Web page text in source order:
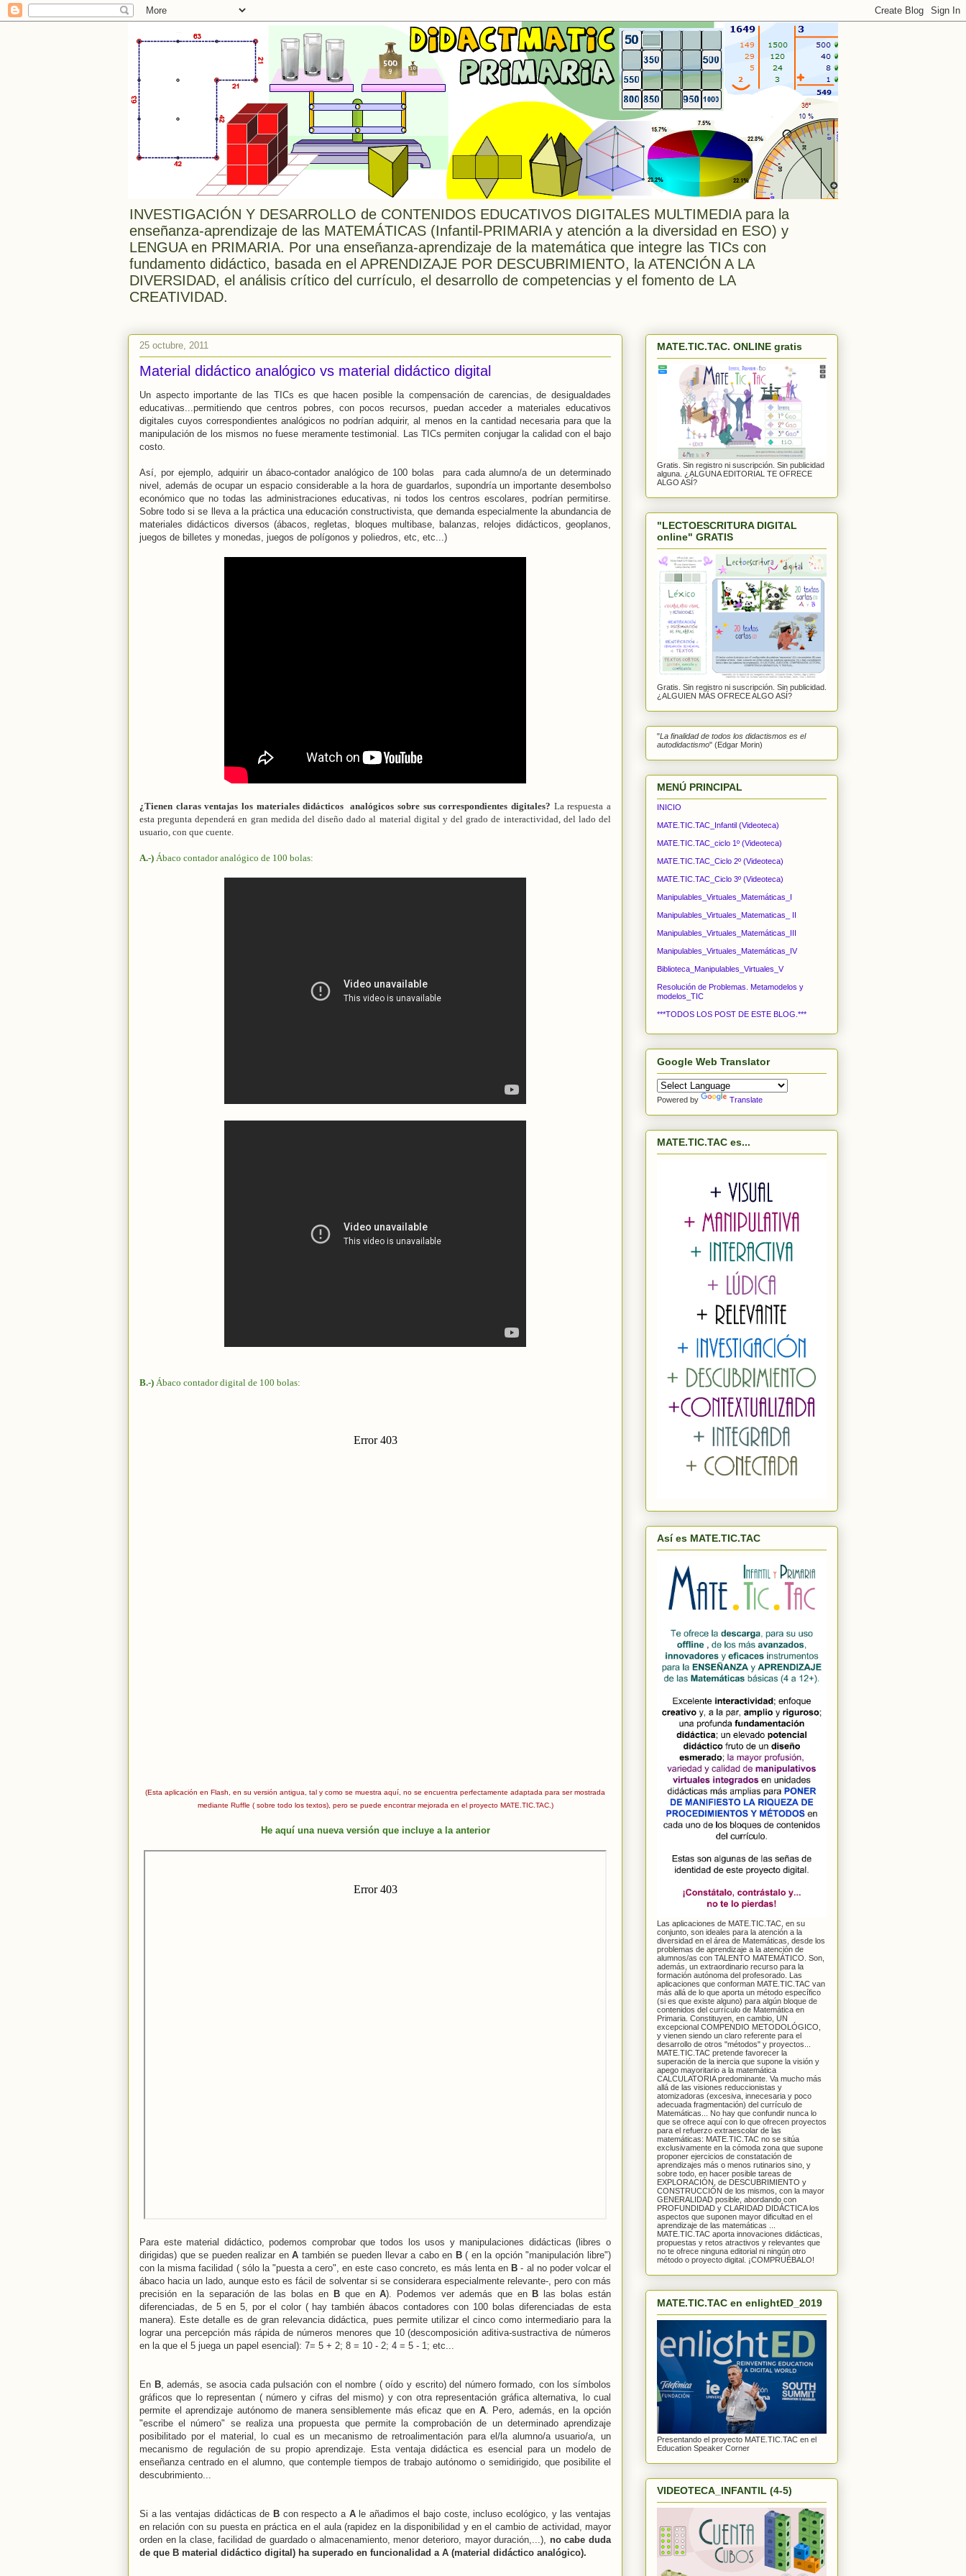
INVESTIGACIÓN Y DESARROLLO de CONTENIDOS EDUCATIVOS DIGITALES MULTIMEDIA para la
enseñanza-aprendizaje de las MATEMÁTICAS (Infantil-PRIMARIA y atención a la diversidad en ESO) y
LENGUA en PRIMARIA. Por una enseñanza-aprendizaje de la matemática que integre las TICs con
fundamento didáctico, basada en el APRENDIZAJE POR DESCUBRIMIENTO, la ATENCIÓN A LA
DIVERSIDAD, el análisis crítico del currículo, el desarrollo de competencias y el fomento de LA
CREATIVIDAD.
25 octubre, 2011
Material didáctico analógico vs material didáctico digital
Un aspecto importante de las TICs es que hacen posible la compensación de carencias, de desigualdades
educativas...permitiendo que centros pobres, con pocos recursos, puedan acceder a materiales educativos
digitales cuyos correspondientes analógicos no podrían adquirir, al menos en la cantidad necesaria para que la
manipulación de los mismos no fuese meramente testimonial. Las TICs permiten conjugar la calidad con el bajo
costo.
Así, por ejemplo, adquirir un ábaco-contador analógico de 100 bolas para cada alumno/a de un determinado
nivel, además de ocupar un espacio considerable a la hora de guardarlos, supondría un importante desembolso
económico que no todas las administraciones educativas, ni todos los centros escolares, podrían permitirse.
Sobre todo si se lleva a la práctica una educación constructivista, que demanda especialmente la abundancia de
materiales didácticos diversos (ábacos, regletas, bloques multibase, balanzas, relojes didácticos, geoplanos,
juegos de billetes y monedas, juegos de polígonos y poliedros, etc, etc...)
¿Tienen claras ventajas los materiales didácticos analógicos sobre sus correspondientes digitales? La respuesta a
esta pregunta dependerá en gran medida del diseño dado al material digital y del grado de interactividad, del lado del
usuario, con que cuente.
A.-) Ábaco contador analógico de 100 bolas:
B.-) Ábaco contador digital de 100 bolas:
(Esta aplicación en Flash, en su versión antigua, tal y como se muestra aquí, no se encuentra perfectamente adaptada para ser mostrada
mediante Ruffle ( sobre todo los textos), pero se puede encontrar mejorada en el proyecto MATE.TIC.TAC.)
He aquí una nueva versión que incluye a la anterior
Para este material didáctico, podemos comprobar que todos los usos y manipulaciones didácticas (libres o
dirigidas) que se pueden realizar enA también se pueden llevar a cabo en B( en la opción "manipulación libre")
con la misma facilidad ( sólo la "puesta a cero", en este caso concreto, es más lenta en B - al no poder volcar el
ábaco hacia un lado, aunque esto es fácil de solventar si se considerara especialmente relevante-, pero con más
precisión en la separación de las bolas en Bque enA). Podemos ver además que en B las bolas están
diferenciadas, de 5 en 5, por el color ( hay también ábacos contadores con 100 bolas diferenciadas de esta
manera). Este detalle es de gran relevancia didáctica, pues permite utilizar el cinco como intermediario para la
lograr una percepción más rápida de números menores que 10 (descomposición aditiva-sustractiva de números
en la que el 5 juega un papel esencial): 7= 5 + 2; 8 = 10 - 2; 4 = 5 - 1; etc...
En B, además, se asocia cada pulsación con el nombre ( oído y escrito) del número formado, con los símbolos
gráficos que lo representan ( número y cifras del mismo) y con otra representación gráfica alternativa, lo cual
permite el aprendizaje autónomo de manera sensiblemente más eficaz que en A. Pero, además, en la opción
"escribe el número" se realiza una propuesta que permite la comprobación de un determinado aprendizaje
posibilitado por el material, lo cual es un mecanismo de retroalimentación para el/la alumno/a usuario/a, un
mecanismo de regulación de su propio aprendizaje. Esta ventaja didáctica es esencial para un modelo de
enseñanza centrado en el alumno, que contemple tiempos de trabajo autónomo o semidirigido, que posibilite el
descubrimiento...
Si a las ventajas didácticas de Bcon respecto a A le añadimos el bajo coste, incluso ecológico, y las ventajas
en relación con su puesta en práctica en el aula (rapidez en la disponibilidad y en el cambio de actividad, mayor
orden en la clase, facilidad de guardado o almacenamiento, menor deterioro, mayor duración,...), no cabe duda
de que B material didáctico digital) ha superado en funcionalidad a A (material didáctico analógico).
MATE.TIC.TAC. ONLINE gratis
Gratis. Sin registro ni suscripción. Sin publicidad
alguna. ¿ALGUNA EDITORIAL TE OFRECE
ALGO ASÍ?
"LECTOESCRITURA DIGITAL
online" GRATIS
Gratis. Sin registro ni suscripción. Sin publicidad.
¿ALGUIEN MÁS OFRECE ALGO ASÍ?
"La finalidad de todos los didactismos es el
autodidactismo" (Edgar Morin)
MENÚ PRINCIPAL
INICIO
MATE.TIC.TAC_Infantil (Videoteca)
MATE.TIC.TAC_ciclo 1º (Videoteca)
MATE.TIC.TAC_Ciclo 2º (Videoteca)
MATE.TIC.TAC_Ciclo 3º (Videoteca)
Manipulables_Virtuales_Matemáticas_I
Manipulables_Virtuales_Matematicas_ II
Manipulables_Virtuales_Matemáticas_III
Manipulables_Virtuales_Matemáticas_IV
Biblioteca_Manipulables_Virtuales_V
Resolución de Problemas. Metamodelos y
modelos_TIC
***TODOS LOS POST DE ESTE BLOG.***
Google Web Translator
Powered by Translate
MATE.TIC.TAC es...
Así es MATE.TIC.TAC
Las aplicaciones de MATE.TIC.TAC, en su
conjunto, son ideales para la atención a la
diversidad en el área de Matemáticas, desde los
problemas de aprendizaje a la atención de
alumnos/as con TALENTO MATEMÁTICO. Son,
además, un extraordinario recurso para la
formación autónoma del profesorado. Las
aplicaciones que conforman MATE.TIC.TAC van
más allá de lo que aporta un método específico
(si es que existe alguno) para algún bloque de
contenidos del currículo de Matemática en
Primaria. Constituyen, en cambio, UN
excepcional COMPENDIO METODOLÓGICO,
y vienen siendo un claro referente para el
desarrollo de otros "métodos" y proyectos...
MATE.TIC.TAC pretende favorecer la
superación de la inercia que supone la visión y
apego mayoritario a la matemática
CALCULATORIA predominante. Va mucho más
allá de las visiones reduccionistas y
atomizadoras (excesiva, innecesaria y poco
adecuada fragmentación) del currículo de
Matemáticas... No hay que confundir nunca lo
que se ofrece aquí con lo que ofrecen proyectos
para el refuerzo extraescolar de las
matemáticas: MATE.TIC.TAC no se sitúa
exclusivamente en la cómoda zona que supone
proponer ejercicios de constatación de
aprendizajes más o menos rutinarios sino, y
sobre todo, en hacer posible tareas de
EXPLORACIÓN, de DESCUBRIMIENTO y
CONSTRUCCIÓN de los mismos, con la mayor
GENERALIDAD posible, abordando con
PROFUNDIDAD y CLARIDAD DIDÁCTICA los
aspectos que suponen mayor dificultad en el
aprendizaje de las matemáticas ...
MATE.TIC.TAC aporta innovaciones didácticas,
propuestas y retos atractivos y relevantes que
no te ofrece ninguna editorial ni ningún otro
método o proyecto digital. ¡COMPRUÉBALO!
MATE.TIC.TAC en enlightED_2019
Presentando el proyecto MATE.TIC.TAC en el
Education Speaker Corner
VIDEOTECA_INFANTIL (4-5)